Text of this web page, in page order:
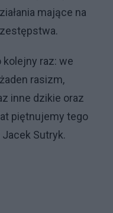
mające na
kolejny raz: we
rasizm,
inne dzikie oraz
piętnujemy tego
Sutryk.